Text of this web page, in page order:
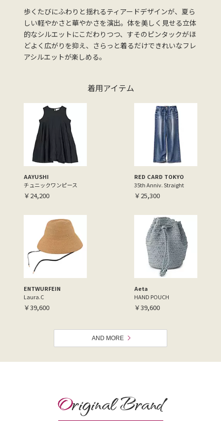
歩くたびにふわりと揺れるティアードデザインが、夏ら
しい軽やかさと華やかさを演出。体を美しく見せる立体
的なシルエットにこだわりつつ、すそのピンタックがほ
どよく広がりを抑え、さらっと着るだけできれいなフレ
アシルエットが楽しめる。
着用アイテム
AAYUSHI
チュニックワンピース
￥24,200
RED CARD TOKYO
35th Anniv. Straight
￥25,300
ENTWURFEIN
Laura.C
￥39,600
Aeta
HAND POUCH
￥39,600
AND MORE
Original Brand